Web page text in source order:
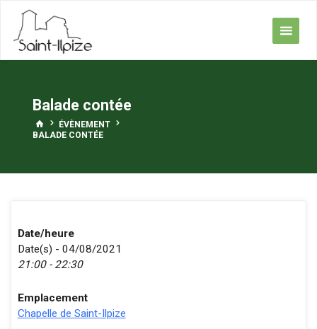
content
Balade contée
HOMEÉVÈNEMENT
BALADE CONTÉE
Date/heure
Date(s) - 04/08/2021
21:00 - 22:30
Emplacement
Chapelle de Saint-Ilpize